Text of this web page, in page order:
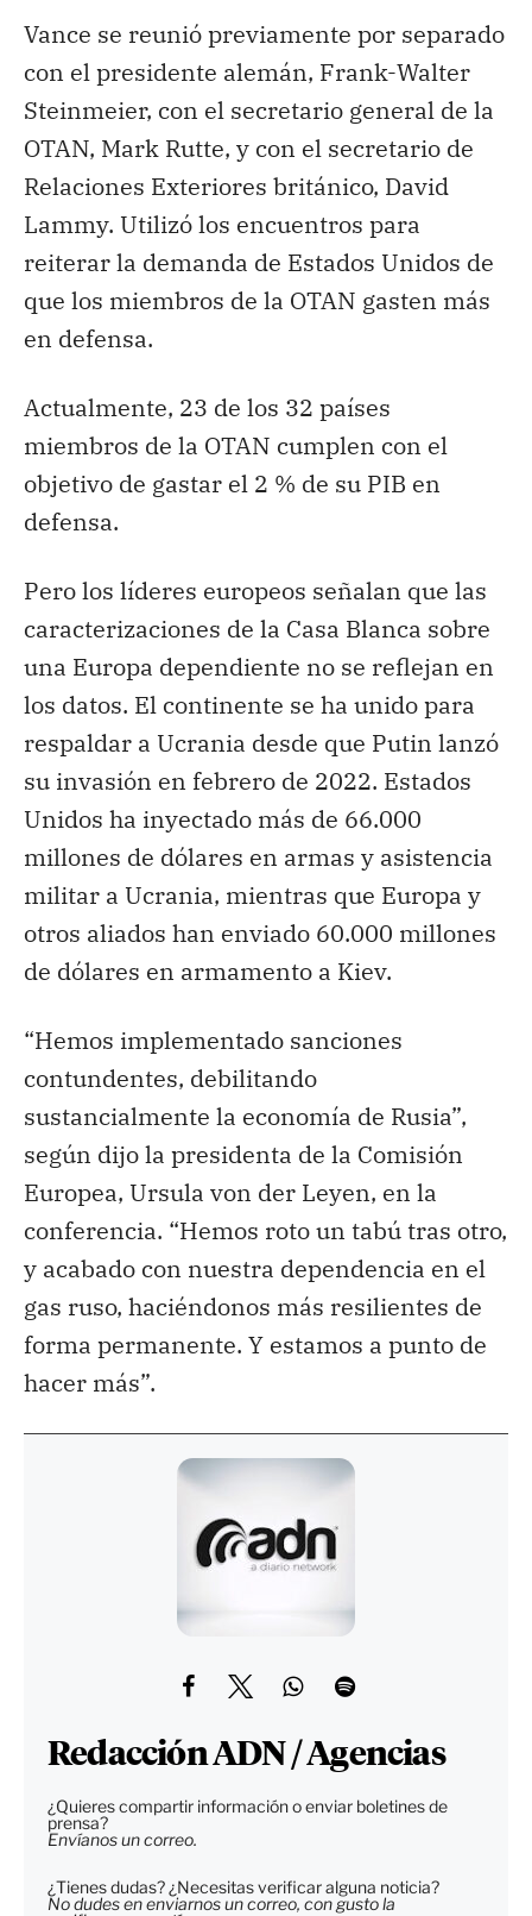
Vance se reunió previamente por separado
con el presidente alemán, Frank-Walter
Steinmeier, con el secretario general de la
OTAN, Mark Rutte, y con el secretario de
Relaciones Exteriores británico, David
Lammy. Utilizó los encuentros para
reiterar la demanda de Estados Unidos de
que los miembros de la OTAN gasten más
en defensa.
Actualmente, 23 de los 32 países
miembros de la OTAN cumplen con el
objetivo de gastar el 2 % de su PIB en
defensa.
Pero los líderes europeos señalan que las
caracterizaciones de la Casa Blanca sobre
una Europa dependiente no se reflejan en
los datos. El continente se ha unido para
respaldar a Ucrania desde que Putin lanzó
su invasión en febrero de 2022. Estados
Unidos ha inyectado más de 66.000
millones de dólares en armas y asistencia
militar a Ucrania, mientras que Europa y
otros aliados han enviado 60.000 millones
de dólares en armamento a Kiev.
“Hemos implementado sanciones
contundentes, debilitando
sustancialmente la economía de Rusia”,
según dijo la presidenta de la Comisión
Europea, Ursula von der Leyen, en la
conferencia. “Hemos roto un tabú tras otro,
y acabado con nuestra dependencia en el
gas ruso, haciéndonos más resilientes de
forma permanente. Y estamos a punto de
hacer más”.
Redacción ADN / Agencias
¿Quieres compartir información o enviar boletines de
prensa?
Envíanos un correo.
¿Tienes dudas? ¿Necesitas verificar alguna noticia?
No dudes en enviarnos un correo, con gusto la